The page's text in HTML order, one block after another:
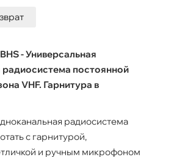
BHS - Универсальная
постоянной
VHF. Гарнитура в
радиосистема
с гарнитурой,
и ручным микрофоном